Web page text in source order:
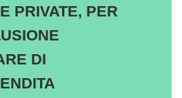
PRIVATE, PER
DI